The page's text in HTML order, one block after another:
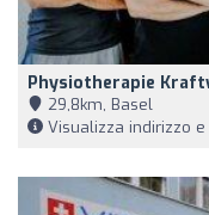
Physiotherapie
29,8km, Basel
Visualizza indirizzo